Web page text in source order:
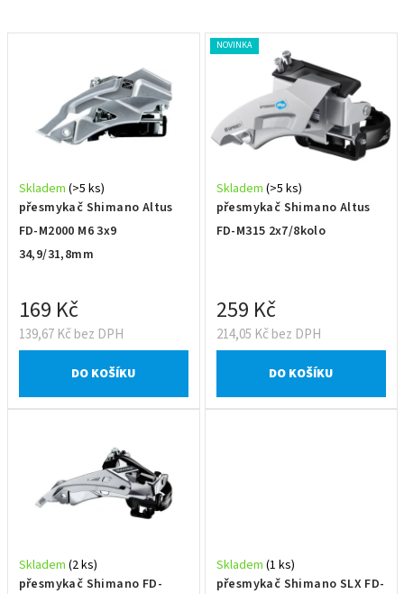
k
o
d
u
ů
přesmykač Shimano Altus
FD-M2000 M6 3x9
34,9/31,8mm
Skladem (>5 ks)
139,67 Kč bez DPH
169 Kč
DO KOŠÍKU
NOVINKA
přesmykač Shimano Altus
FD-M315 2x7/8kolo
Skladem (>5 ks)
214,05 Kč bez DPH
259 Kč
DO KOŠÍKU
přesmykač Shimano FD-
Skladem (2 ks)
přesmykač Shimano SLX FD-
Skladem (1 ks)